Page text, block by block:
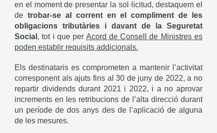
en el moment de presentar la sol·licitud, destaquem el
de trobar-se al corrent en el compliment de les
obligacions tributàries i davant de la Seguretat
Social , tot i que per Acord de Consell de Ministres es
poden establir requisits addicionals.
Els destinataris es comprometen a mantenir l’activitat
corresponent als ajuts fins al 30 de juny de 2022, a no
repartir dividends durant 2021 i 2022, i a no aprovar
increments en les retribucions de l’alta direcció durant
un període de dos anys des de l’aplicació de alguna
de les mesures.